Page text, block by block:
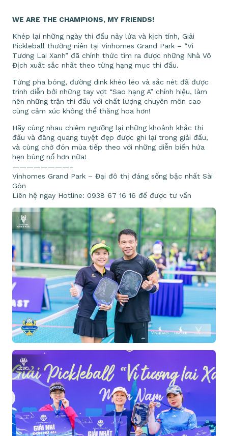
WE ARE THE CHAMPIONS, MY FRIENDS!
Khép lại những ngày thi đấu nảy lửa và kịch tính, Giải
Pickleball thường niên tại Vinhomes Grand Park – “Vì
Tương Lai Xanh” đã chính thức tìm ra được những Nhà Vô
Địch xuất sắc nhất theo từng hạng mục thi đấu.
Từng pha bóng, đường dink khéo léo và sắc nét đã được
trình diễn bởi những tay vợt “Sao hạng A” chính hiệu, làm
nên những trận thi đấu với chất lượng chuyên môn cao
cùng cảm xúc không thể thăng hoa hơn!
Hãy cùng nhau chiêm ngưỡng lại những khoảnh khắc thi
đấu và đăng quang tuyệt đẹp được ghi lại trong giải đấu,
và cùng chờ đón mùa tiếp theo với những diễn biến hứa
hẹn bùng nổ hơn nữa!
————————–
Vinhomes Grand Park – Đại đô thị đáng sống bậc nhất Sài
Gòn
Liên hệ ngay Hotline: 0938 67 16 16 để được tư vấn